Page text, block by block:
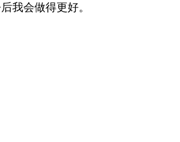
我会做得更好。